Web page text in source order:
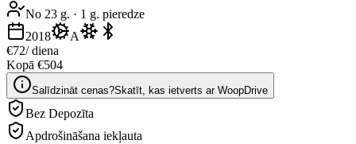
No 23 g. · 1 g. pieredze
2018
A
€72/ diena
Kopā €504
Salīdzināt cenas?Skatīt, kas ietverts ar WoopDrive
Bez Depozīta
Apdrošināšana iekļauta